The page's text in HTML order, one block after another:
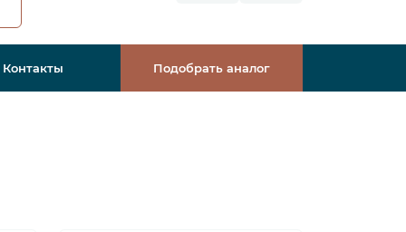
Контакты Подобрать аналог